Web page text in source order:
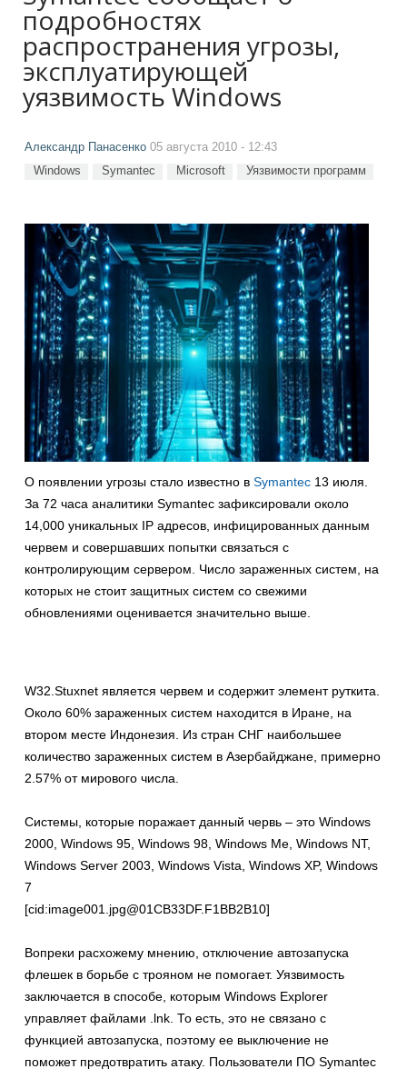
подробностях
распространения угрозы,
эксплуатирующей
уязвимость Windows
Александр Панасенко 05 августа 2010 - 12:43
Windows Symantec Microsoft Уязвимости программ
О появлении угрозы стало известно в Symantec 13 июля.
За 72 часа аналитики Symantec зафиксировали около
14,000 уникальных IP адресов, инфицированных данным
червем и совершавших попытки связаться с
контролирующим сервером. Число зараженных систем, на
которых не стоит защитных систем со свежими
обновлениями оценивается значительно выше.
W32.Stuxnet является червем и содержит элемент руткита.
Около 60% зараженных систем находится в Иране, на
втором месте Индонезия. Из стран СНГ наибольшее
количество зараженных систем в Азербайджане, примерно
2.57% от мирового числа.
Системы, которые поражает данный червь – это Windows
2000, Windows 95, Windows 98, Windows Me, Windows NT,
Windows Server 2003, Windows Vista, Windows XP, Windows
7
[cid:image001.jpg@01CB33DF.F1BB2B10]
Вопреки расхожему мнению, отключение автозапуска
флешек в борьбе с трояном не помогает. Уязвимость
заключается в способе, которым Windows Explorer
управляет файлами .lnk. То есть, это не связано с
функцией автозапуска, поэтому ее выключение не
поможет предотвратить атаку. Пользователи ПО Symantec